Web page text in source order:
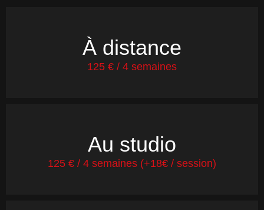
À distance
125 € / 4 semaines
Au studio
125 € / 4 semaines (+18€ / session)